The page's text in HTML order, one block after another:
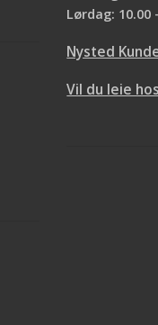
Lørdag: 10.00
Nysted
Vil du leie